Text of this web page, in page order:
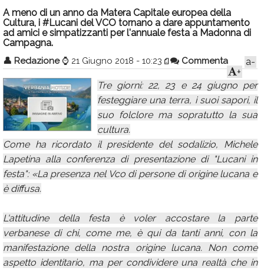
Sport
Eventi
Calendario
Annunci
A meno di un anno da Matera Capitale europea della
Cultura, i #Lucani del VCO tornano a dare appuntamento
ad amici e simpatizzanti per l'annuale festa a Madonna di
Campagna.
👤 Redazione ⌚ 21 Giugno 2018 - 10:23 Commenta
a-
+
Tre giorni: 22, 23 e 24 giugno per
festeggiare una terra, i suoi sapori, il
suo folclore ma sopratutto la sua
cultura.
Come ha ricordato il presidente del sodalizio, Michele
Lapetina alla conferenza di presentazione di "Lucani in
festa": «La presenza nel Vco di persone di origine lucana e
è diffusa.
L'attitudine della festa è voler accostare la parte
verbanese di chi, come me, è qui da tanti anni, con la
manifestazione della nostra origine lucana. Non come
aspetto identitario, ma per condividere una realtà che in